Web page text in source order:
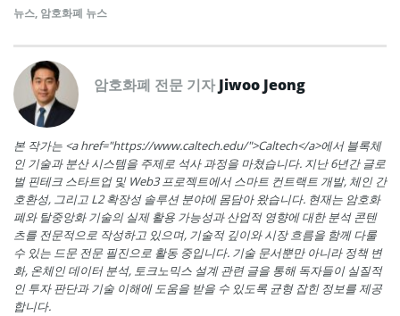
뉴스, 암호화폐 뉴스
암호화폐 전문 기자Jiwoo Jeong
본 작가는 <a href="https://www.caltech.edu/">Caltech</a>에서 블록체
인 기술과 분산 시스템을 주제로 석사 과정을 마쳤습니다. 지난 6년간 글로
벌 핀테크 스타트업 및 Web3 프로젝트에서 스마트 컨트랙트 개발, 체인 간
호환성, 그리고 L2 확장성 솔루션 분야에 몸담아 왔습니다. 현재는 암호화
폐와 탈중앙화 기술의 실제 활용 가능성과 산업적 영향에 대한 분석 콘텐
츠를 전문적으로 작성하고 있으며, 기술적 깊이와 시장 흐름을 함께 다룰
수 있는 드문 전문 필진으로 활동 중입니다. 기술 문서뿐만 아니라 정책 변
화, 온체인 데이터 분석, 토크노믹스 설계 관련 글을 통해 독자들이 실질적
인 투자 판단과 기술 이해에 도움을 받을 수 있도록 균형 잡힌 정보를 제공
합니다.